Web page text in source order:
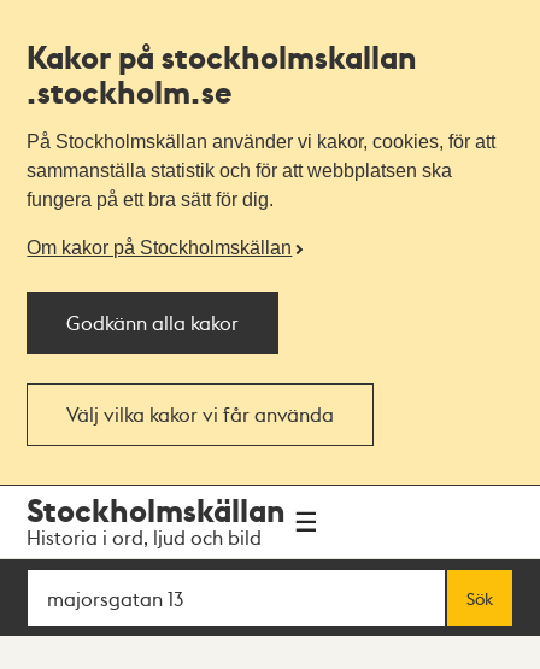
Kakor på stockholmskallan
.stockholm.se
På Stockholmskällan använder vi kakor, cookies, för att
sammanställa statistik och för att webbplatsen ska
fungera på ett bra sätt för dig.
Om kakor på Stockholmskällan
Godkänn alla kakor
Välj vilka kakor vi får använda
navigationen
huvudinnehållet
Stockholmskällan
Historia i ord, ljud och bild
Sök
Sök